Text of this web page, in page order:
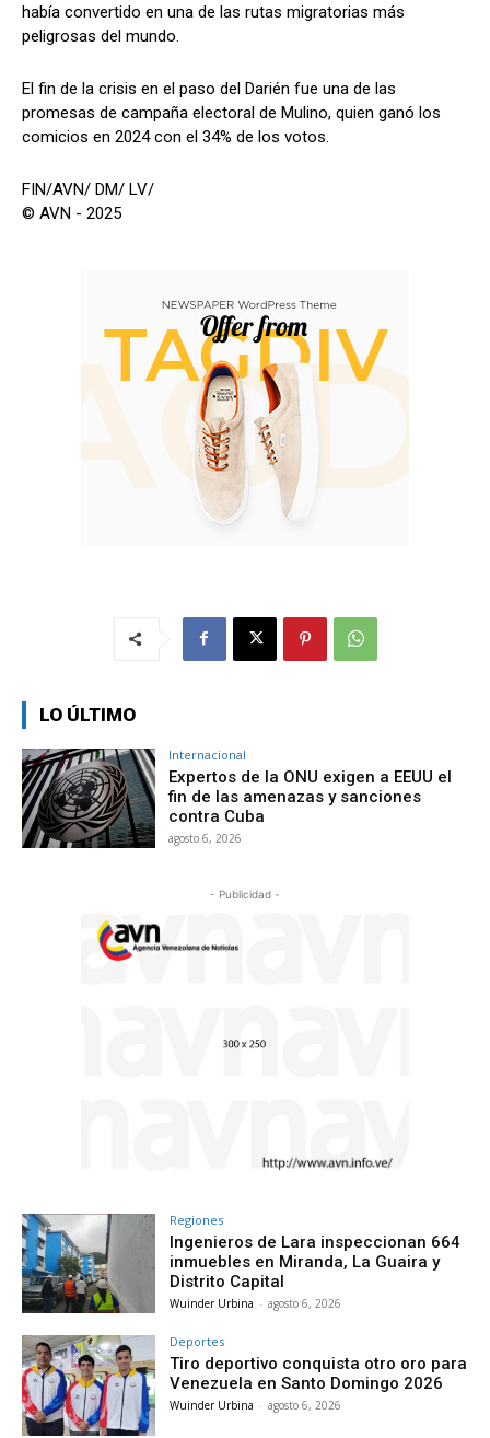
había convertido en una de las rutas migratorias más
peligrosas del mundo.
El fin de la crisis en el paso del Darién fue una de las
promesas de campaña electoral de Mulino, quien ganó los
comicios en 2024 con el 34% de los votos.
FIN/AVN/ DM/ LV/
© AVN - 2025
LO ÚLTIMO
Internacional
Expertos de la ONU exigen a EEUU el
fin de las amenazas y sanciones
contra Cuba
agosto 6, 2026
- Publicidad -
Regiones
Ingenieros de Lara inspeccionan 664
inmuebles en Miranda, La Guaira y
Distrito Capital
Wuinder Urbina - agosto 6, 2026
Deportes
Tiro deportivo conquista otro oro para
Venezuela en Santo Domingo 2026
Wuinder Urbina - agosto 6, 2026